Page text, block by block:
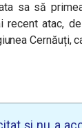
sa să
recent atac,
Cernăuți,
și nu a